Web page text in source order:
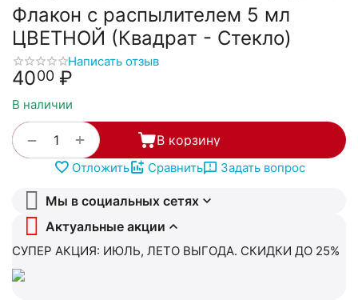
Флакон с распылителем 5 мл
ЦВЕТНОЙ (Квадрат - Стекло)
Написать отзыв
4000 ₽
В наличии
+
− В корзину
Отложить Сравнить Задать вопрос
Мы в социальных сетях
Актуальные акции
СУПЕР АКЦИЯ: ИЮЛЬ, ЛЕТО ВЫГОДА. СКИДКИ ДО 25%